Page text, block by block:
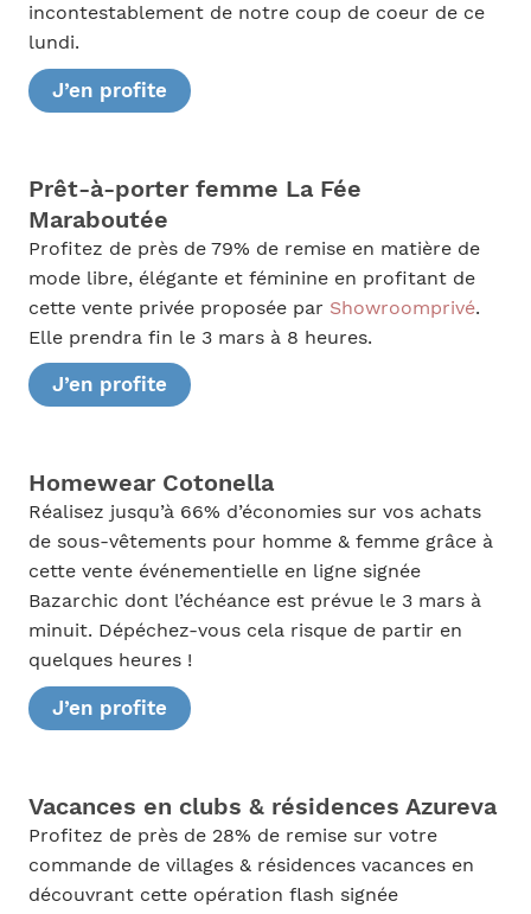
incontestablement de notre coup de coeur de ce
lundi.
J’en profite
Prêt-à-porter femme La Fée
Maraboutée
Profitez de près de 79% de remise en matière de
mode libre, élégante et féminine en profitant de
cette vente privée proposée par Showroomprivé.
Elle prendra fin le 3 mars à 8 heures.
J’en profite
Homewear Cotonella
Réalisez jusqu’à 66% d’économies sur vos achats
de sous-vêtements pour homme & femme grâce à
cette vente événementielle en ligne signée
Bazarchic dont l’échéance est prévue le 3 mars à
minuit. Dépéchez-vous cela risque de partir en
quelques heures !
J’en profite
Vacances en clubs & résidences Azureva
Profitez de près de 28% de remise sur votre
commande de villages & résidences vacances en
découvrant cette opération flash signée